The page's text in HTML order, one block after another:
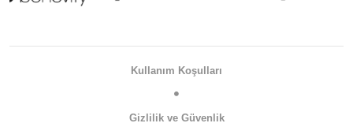
Kullanım Koşulları
Gizlilik ve Güvenlik